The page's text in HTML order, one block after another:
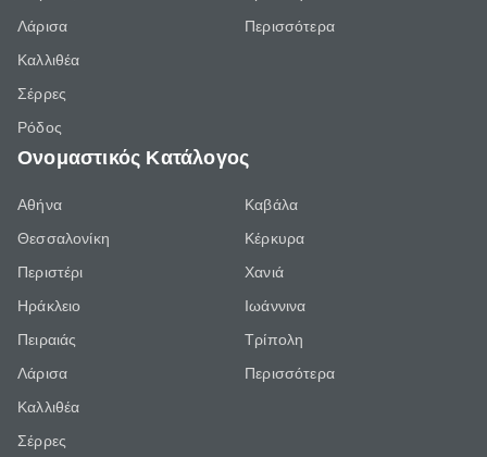
Λάρισα
Καλλιθέα
Σέρρες
Ρόδος
Περισσότερα
Ονομαστικός Κατάλογος
Αθήνα
Θεσσαλονίκη
Περιστέρι
Ηράκλειο
Πειραιάς
Λάρισα
Καλλιθέα
Σέρρες
Καβάλα
Κέρκυρα
Χανιά
Ιωάννινα
Τρίπολη
Περισσότερα